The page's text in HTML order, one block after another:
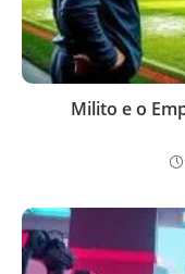
Milito e o